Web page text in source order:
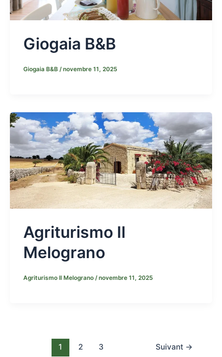
Giogaia B&B
Giogaia B&B /novembre 11, 2025
Agriturismo Il
Melograno
Agriturismo Il Melograno /novembre 11, 2025
1 2 3 Suivant →